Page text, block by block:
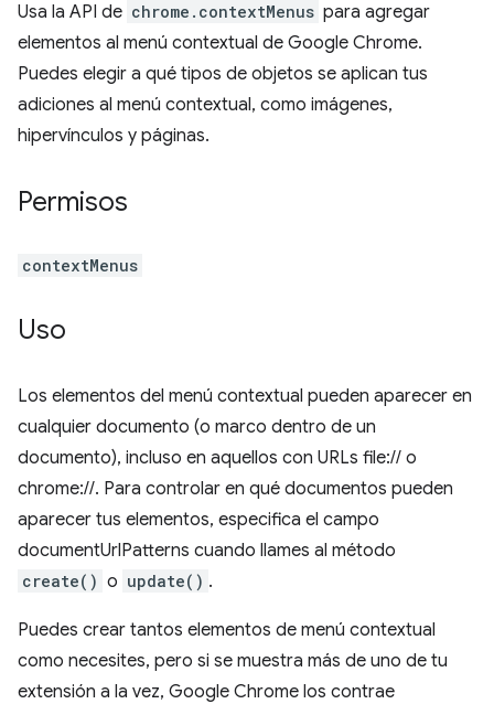
Usa la API de chrome.contextMenus para agregar
elementos al menú contextual de Google Chrome.
Puedes elegir a qué tipos de objetos se aplican tus
adiciones al menú contextual, como imágenes,
hipervínculos y páginas.
Permisos
contextMenus
Uso
Los elementos del menú contextual pueden aparecer en
cualquier documento (o marco dentro de un
documento), incluso en aquellos con URLs file:// o
chrome://. Para controlar en qué documentos pueden
aparecer tus elementos, especifica el campo
documentUrlPatterns cuando llames al método
create() o update() .
Puedes crear tantos elementos de menú contextual
como necesites, pero si se muestra más de uno de tu
extensión a la vez, Google Chrome los contrae